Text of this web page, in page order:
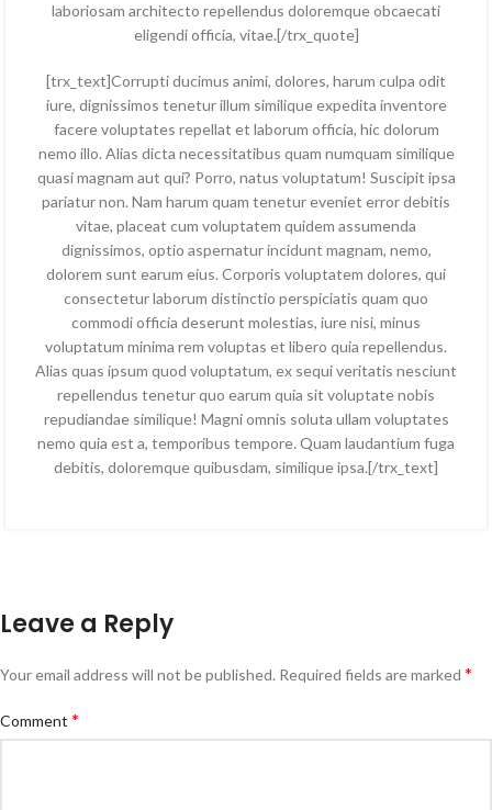
laboriosam architecto repellendus doloremque obcaecati
eligendi officia, vitae.[/trx_quote]
[trx_text]Corrupti ducimus animi, dolores, harum culpa odit
iure, dignissimos tenetur illum similique expedita inventore
facere voluptates repellat et laborum officia, hic dolorum
nemo illo. Alias dicta necessitatibus quam numquam similique
quasi magnam aut qui? Porro, natus voluptatum! Suscipit ipsa
pariatur non. Nam harum quam tenetur eveniet error debitis
vitae, placeat cum voluptatem quidem assumenda
dignissimos, optio aspernatur incidunt magnam, nemo,
dolorem sunt earum eius. Corporis voluptatem dolores, qui
consectetur laborum distinctio perspiciatis quam quo
commodi officia deserunt molestias, iure nisi, minus
voluptatum minima rem voluptas et libero quia repellendus.
Alias quas ipsum quod voluptatum, ex sequi veritatis nesciunt
repellendus tenetur quo earum quia sit voluptate nobis
repudiandae similique! Magni omnis soluta ullam voluptates
nemo quia est a, temporibus tempore. Quam laudantium fuga
debitis, doloremque quibusdam, similique ipsa.[/trx_text]
Leave a Reply
Your email address will not be published. Required fields are marked *
Comment *